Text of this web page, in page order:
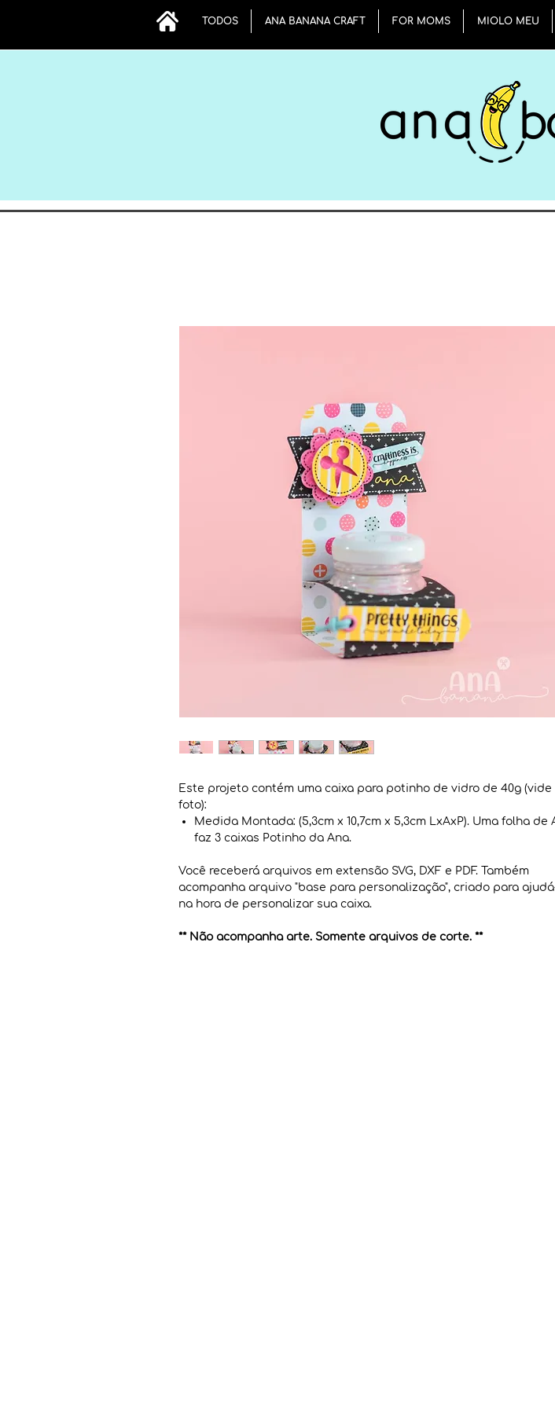
TODOS ANA BANANA CRAFT FOR MOMS MIOLO MEU
Este projeto contém uma caixa para potinho de vidro de 40g (vide
foto):
Medida Montada: (5,3cm x 10,7cm x 5,3cm LxAxP). Uma folha de
faz 3 caixas Potinho da Ana.
Você receberá arquivos em extensão SVG, DXF e PDF. Também
acompanha arquivo "base para personalização", criado para
na hora de personalizar sua caixa.
** Não acompanha arte. Somente arquivos de corte. **